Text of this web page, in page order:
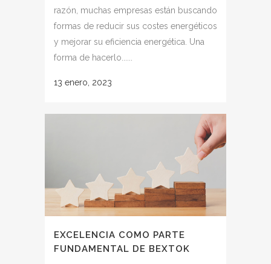
razón, muchas empresas están buscando
formas de reducir sus costes energéticos
y mejorar su eficiencia energética. Una
forma de hacerlo......
13 enero, 2023
EXCELENCIA COMO PARTE
FUNDAMENTAL DE BEXTOK